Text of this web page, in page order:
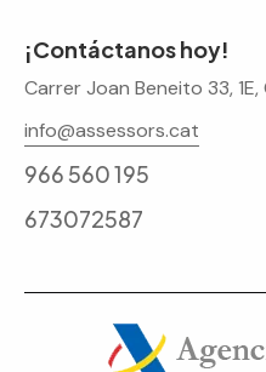
¡Contáctanos hoy!
Carrer Joan Beneito 33,
info@assessors.cat
966 560 195
673072587